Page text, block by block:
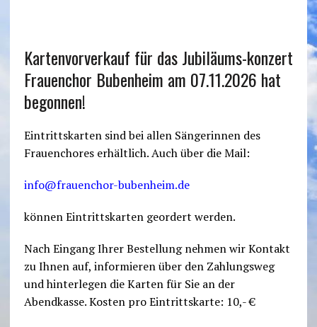
Kartenvorverkauf für das Jubiläums-konzert
Frauenchor Bubenheim am 07.11.2026 hat
begonnen!
Eintrittskarten sind bei allen Sängerinnen des
Frauenchores erhältlich. Auch über die Mail:
info@frauenchor-bubenheim.de
können Eintrittskarten geordert werden.
Nach Eingang Ihrer Bestellung nehmen wir Kontakt
zu Ihnen auf, informieren über den Zahlungsweg
und hinterlegen die Karten für Sie an der
Abendkasse. Kosten pro Eintrittskarte: 10,- €